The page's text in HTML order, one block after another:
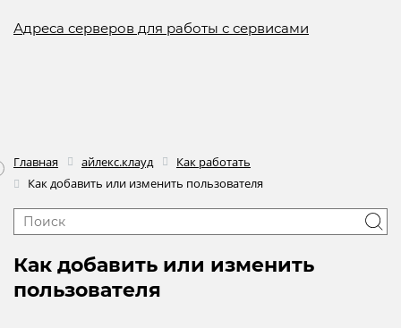
Адреса серверов для работы с сервисами
Главная айлекс.клауд
Как работать
Как добавить или изменить пользователя
Как добавить или изменить
пользователя